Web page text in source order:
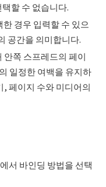
할 수 없습니다.
경우 입력할 수 있으
공간을 의미합니다.
안쪽 스프레드의 페이
일정한 여백을 유지하
, 페이지 수와 미디어의
서 바인딩 방법을 선택